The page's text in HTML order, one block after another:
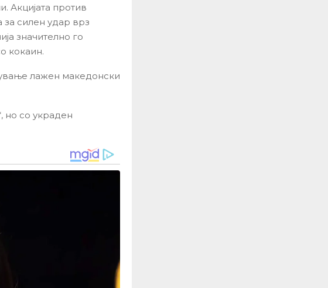
Акцијата против
за силен удар врз
значително го
кокаин.
лажен македонски
но со украден